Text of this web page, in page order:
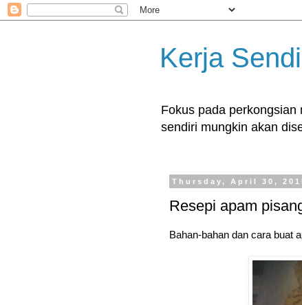
Kerja
Fokus pada
sendiri mungkin akan
Thursday, April 30,
Resepi apam
Bahan-bahan dan cara buat